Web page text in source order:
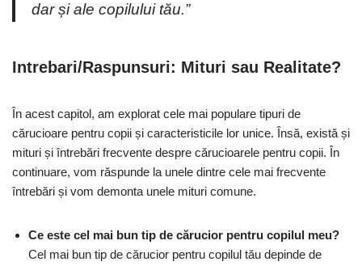
dar și ale copilului tău.”
Intrebari/Raspunsuri: Mituri sau Realitate?
În acest capitol, am explorat cele mai populare tipuri de
cărucioare pentru copii și caracteristicile lor unice. Însă, există și
mituri și întrebări frecvente despre cărucioarele pentru copii. În
continuare, vom răspunde la unele dintre cele mai frecvente
întrebări și vom demonta unele mituri comune.
Ce este cel mai bun tip de cărucior pentru copilul meu?
Cel mai bun tip de cărucior pentru copilul tău depinde de